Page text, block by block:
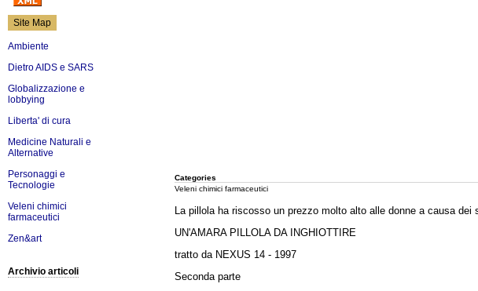
Site Map
Ambiente
Dietro AIDS e SARS
Globalizzazione e
lobbying
Liberta' di cura
Medicine Naturali e
Alternative
Personaggi e
Tecnologie
Veleni chimici
farmaceutici
Zen&art
Archivio articoli
Categories
Veleni chimici farmaceutici
La pillola ha riscosso un prezzo molto alto alle donne a causa
UN'AMARA PILLOLA DA INGHIOTTIRE
tratto da NEXUS 14 - 1997
Seconda parte